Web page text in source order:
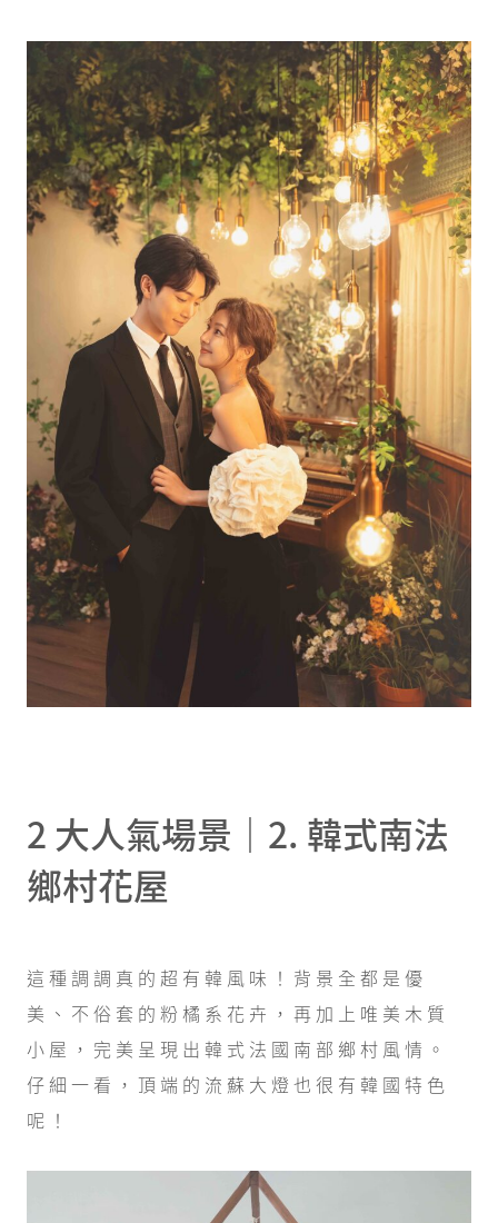
2 大人氣場景｜2. 韓式南法
鄉村花屋
這種調調真的超有韓風味！背景全都是優
美、不俗套的粉橘系花卉，再加上唯美木質
小屋，完美呈現出韓式法國南部鄉村風情。
仔細一看，頂端的流蘇大燈也很有韓國特色
呢！